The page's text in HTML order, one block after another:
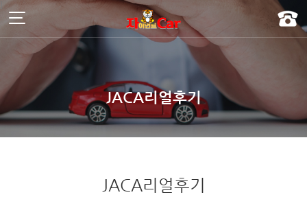
주메뉴 바로가기
컨텐츠 바로가기
JACA리얼후기
JACA리얼후기